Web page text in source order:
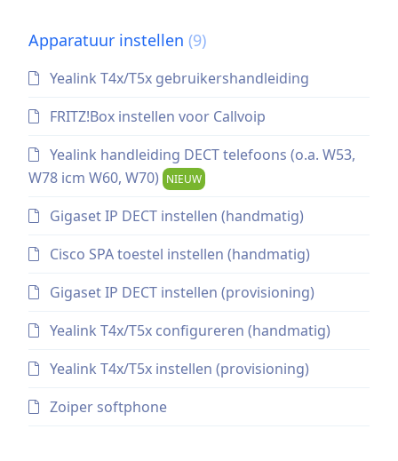
Apparatuur instellen (9)
Yealink T4x/T5x gebruikershandleiding
FRITZ!Box instellen voor Callvoip
Yealink handleiding DECT telefoons (o.a. W53,
W78 icm W60, W70) NIEUW
Gigaset IP DECT instellen (handmatig)
Cisco SPA toestel instellen (handmatig)
Gigaset IP DECT instellen (provisioning)
Yealink T4x/T5x configureren (handmatig)
Yealink T4x/T5x instellen (provisioning)
Zoiper softphone